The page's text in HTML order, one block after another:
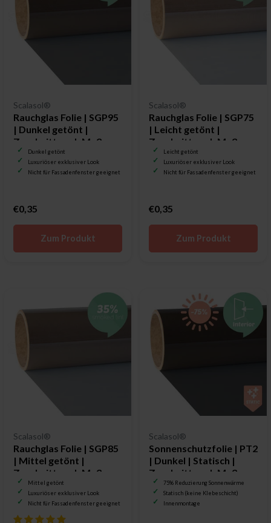
Scalasol®
Rauchglas Folie | SGP95
| Dunkel getönt |
Zuschnitt nach Maß
Dunkel getönt
Luxuriöser exklusiver Look
Nicht für Fassadenfenster geeignet
€0,35
Zum Produkt
Scalasol®
Rauchglas Folie | SGP75
| Leicht getönt |
Zuschnitt nach Maß
Leicht getönt
Luxuriöser exklusiver Look
Nicht für Fassadenfenster geeignet
€0,35
Zum Produkt
Scalasol®
Rauchglas Folie | SGP85
| Mittel getönt |
Zuschnitt nach Maß
Mittel getönt
Luxuriöser exklusiver Look
Nicht für Fassadenfenster geeignet
Scalasol®
Sonnenschutzfolie | PT2
| Dunkel | Statisch |
Zuschnitt nach Maß
75% Reduzierung Sonnenwärme
Statisch (keine Klebeschicht)
Innenmontage